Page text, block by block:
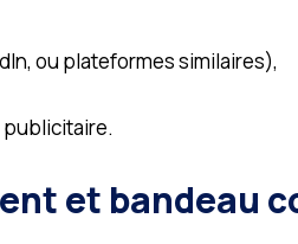
ou plateformes similaires),
et bandeau